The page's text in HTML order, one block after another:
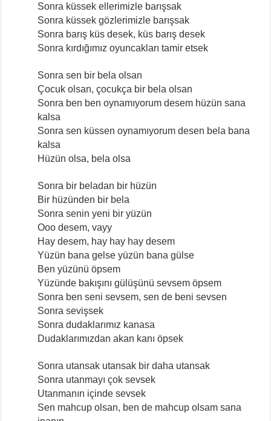
Sonra küssek ellerimizle barışsak
Sonra küssek gözlerimizle barışsak
Sonra barış küs desek, küs barış desek
Sonra kırdığımız oyuncakları tamir etsek
Sonra sen bir bela olsan
Çocuk olsan, çocukça bir bela olsan
Sonra ben ben oynamıyorum desem hüzün sana
kalsa
Sonra sen küssen oynamıyorum desen bela bana
kalsa
Hüzün olsa, bela olsa
Sonra bir beladan bir hüzün
Bir hüzünden bir bela
Sonra senin yeni bir yüzün
Ooo desem, vayy
Hay desem, hay hay hay desem
Yüzün bana gelse yüzün bana gülse
Ben yüzünü öpsem
Yüzünde bakışını gülüşünü sevsem öpsem
Sonra ben seni sevsem, sen de beni sevsen
Sonra sevişsek
Sonra dudaklarımız kanasa
Dudaklarımızdan akan kanı öpsek
Sonra utansak utansak bir daha utansak
Sonra utanmayı çok sevsek
Utanmanın içinde sevsek
Sen mahcup olsan, ben de mahcup olsam sana